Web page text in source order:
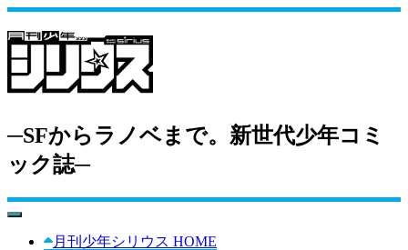
─SFからラノベまで。新世代少年コミ
ック誌─
toggle navigation
月刊少年シリウス HOME